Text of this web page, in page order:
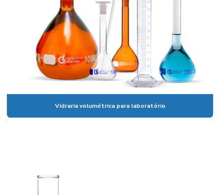
Banho de ultrassom
Banho ultratermostático
Banho viscosidade cinemática
Becker em polipropileno
Bomba de membrana
Bomba peristaltica
Vidraria volumétrica para laboratório